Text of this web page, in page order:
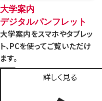
大学案内
デジタルパンフレット
大学案内をスマホやタブレッ
ト、PCを使ってご覧いただけ
ます。
詳しく見る